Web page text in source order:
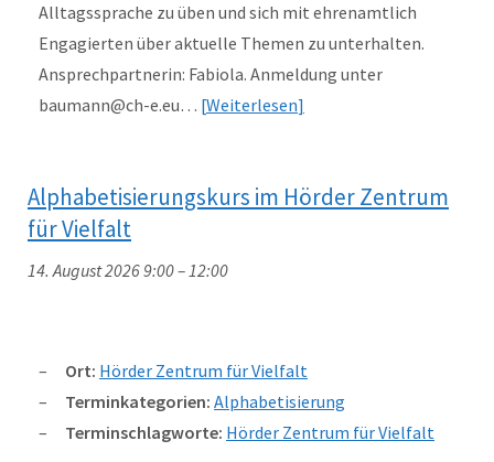
Alltagssprache zu üben und sich mit ehrenamtlich
Engagierten über aktuelle Themen zu unterhalten.
Ansprechpartnerin: Fabiola. Anmeldung unter
baumann@ch-e.eu… Weiterlesen
Alphabetisierungskurs im Hörder Zentrum
für Vielfalt
14. August 2026 9:00–12:00
Ort: Hörder Zentrum für Vielfalt
Terminkategorien: Alphabetisierung
Terminschlagworte: Hörder Zentrum für Vielfalt